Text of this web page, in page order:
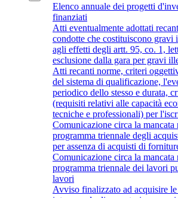
Elenco annuale dei progetti
finanziati
Atti eventualmente adottati
condotte che costituiscono gravi
agli effetti degli artt. 95, co. 1,
esclusione dalla gara per gravi
Atti recanti norme, criteri
del sistema di qualificazione,
periodico dello stesso e durata,
(requisiti relativi alle capacità
tecniche e professionali) per
Comunicazione circa la mancata
programma triennale degli
per assenza di acquisti di
Comunicazione circa la mancata
programma triennale dei lavori
lavori
Avviso finalizzato ad acquisire